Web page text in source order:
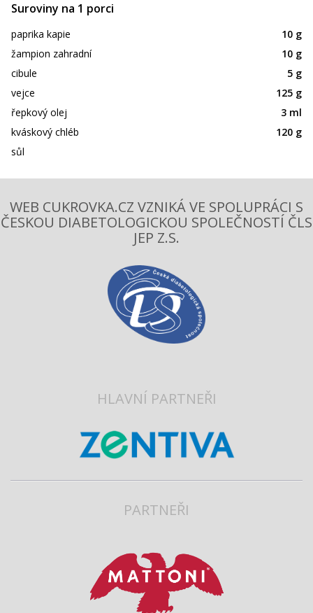
Suroviny na 1 porci
paprika kapie
10 g
žampion zahradní
10 g
cibule
5 g
vejce
125 g
řepkový olej
3 ml
kváskový chléb
120 g
sůl
WEB CUKROVKA.CZ VZNIKÁ VE SPOLUPRÁCI S
ČESKOU DIABETOLOGICKOU SPOLEČNOSTÍ ČLS
JEP Z.S.
HLAVNÍ PARTNEŘI
PARTNEŘI